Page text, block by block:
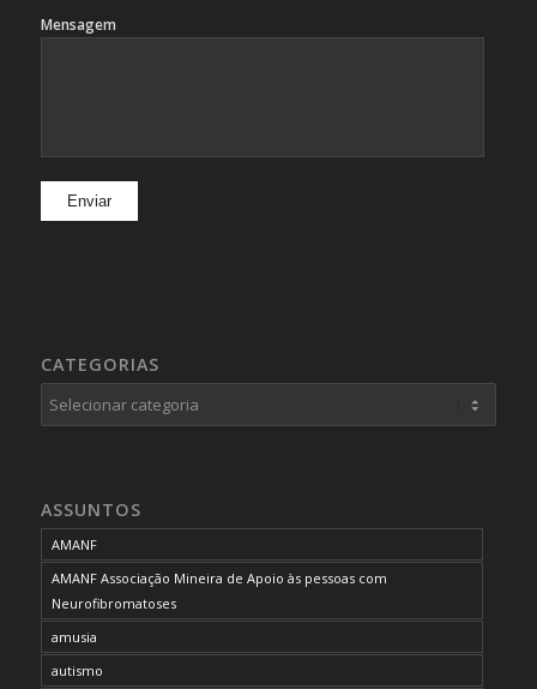
Mensagem
CATEGORIAS
Categorias
ASSUNTOS
AMANF
AMANF Associação Mineira de Apoio às pessoas com
Neurofibromatoses
amusia
autismo